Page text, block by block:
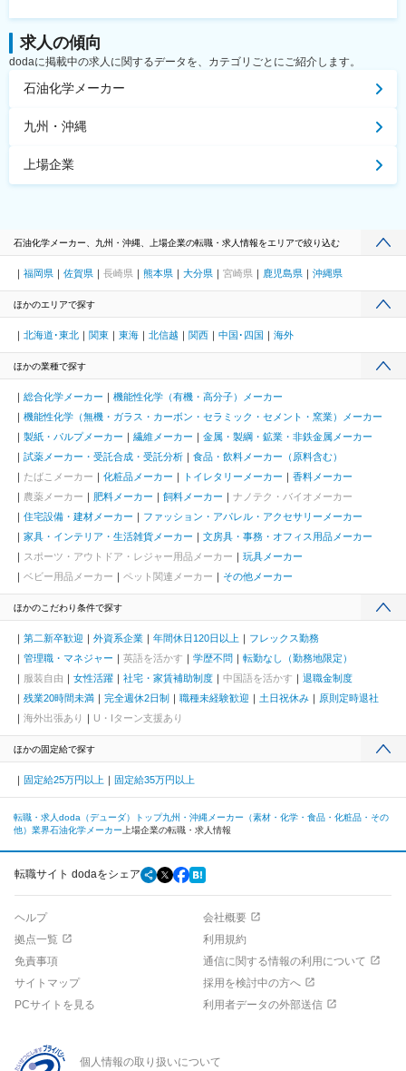
求人の傾向
dodaに掲載中の求人に関するデータを、カテゴリごとにご紹介します。
石油化学メーカー
九州・沖縄
上場企業
石油化学メーカー、九州・沖縄、上場企業の転職・求人情報をエリアで絞り込む
福岡県 佐賀県 長崎県 熊本県 大分県 宮崎県 鹿児島県 沖縄県
ほかのエリアで探す
北海道･東北 関東 東海 北信越 関西 中国･四国 海外
ほかの業種で探す
総合化学メーカー
機能性化学（有機・高分子）メーカー
機能性化学（無機・ガラス・カーボン・セラミック・セメント・窯業）メーカー
製紙・パルプメーカー
繊維メーカー
金属・製綱・鉱業・非鉄金属メーカー
試薬メーカー・受託合成・受託分析
食品・飲料メーカー（原料含む）
たばこメーカー
化粧品メーカー トイレタリーメーカー
香料メーカー
農薬メーカー
肥料メーカー 飼料メーカー
ナノテク・バイオメーカー
住宅設備・建材メーカー
ファッション・アパレル・アクセサリーメーカー
家具・インテリア・生活雑貨メーカー
文房具・事務・オフィス用品メーカー
スポーツ・アウトドア・レジャー用品メーカー
玩具メーカー
ベビー用品メーカー
ペット関連メーカー その他メーカー
ほかのこだわり条件で探す
第二新卒歓迎 外資系企業 年間休日120日以上
フレックス勤務
管理職・マネジャー
英語を活かす 学歴不問
転勤なし（勤務地限定）
服装自由
女性活躍 社宅・家賃補助制度 中国語を活かす
退職金制度
残業20時間未満
完全週休2日制 職種未経験歓迎 土日祝休み
原則定時退社
海外出張あり
U・Iターン支援あり
ほかの固定給で探す
固定給25万円以上 固定給35万円以上
転職・求人doda（デューダ）トップ九州・沖縄 メーカー（素材・化学・食品・化粧品・その
他）業界石油化学メーカー 上場企業の転職・求人情報
転職サイト dodaをシェア
ヘルプ
会社概要
拠点一覧
利用規約
免責事項
通信に関する情報の利用について
サイトマップ
採用を検討中の方へ
PCサイトを見る
利用者データの外部送信
個人情報の取り扱いについて